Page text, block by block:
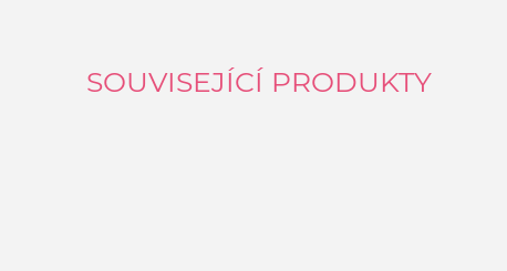
SOUVISEJÍCÍ PRODUKTY